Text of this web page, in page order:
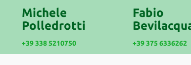
Michele
Polledrotti
+39 338 5210750
Fabio
+39 375 6336262